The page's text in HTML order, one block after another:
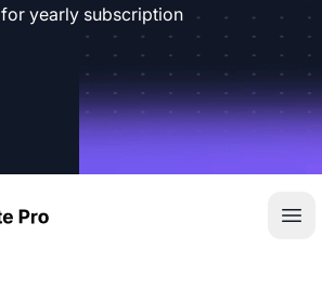
for yearly subscription